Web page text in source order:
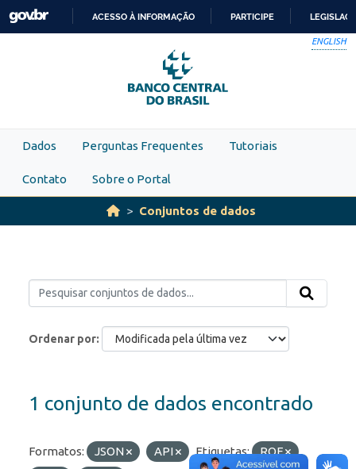
Skip to main content
PARA
O
CONTEÚDO
ACESSO À INFORMAÇÃO PARTICIPE
ENGLISH
Dados Perguntas Frequentes Tutoriais
Contato Sobre o Portal
Conjuntos de dados
Ordenar por
1 conjunto de dados encontrado
Formatos: JSON API Etiquetas:
ROF